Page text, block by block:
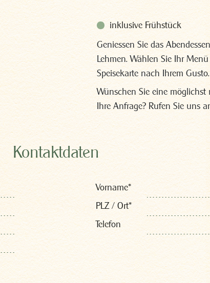
inklusive Frühstück
Geniessen Sie das
Lehmen. Wählen Sie Ihr
Speisekarte nach Ihrem Gusto.
Wünschen Sie eine
Ihre Anfrage? Rufen Sie uns
Kontaktdaten
Vorname*
PLZ / Ort*
Telefon